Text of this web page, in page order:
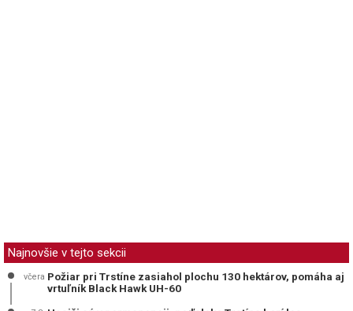
Najnovšie v tejto sekcii
včera Požiar pri Trstíne zasiahol plochu 130 hektárov, pomáha aj
vrtuľník Black Hawk UH-60